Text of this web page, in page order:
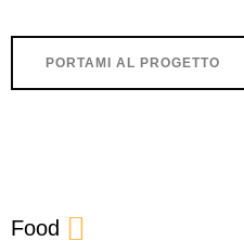
PORTAMI AL PROGETTO
Food